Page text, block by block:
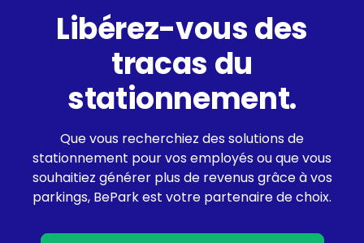
Libérez-vous des
tracas du
stationnement.
Que vous recherchiez des solutions de
stationnement pour vos employés ou que vous
souhaitiez générer plus de revenus grâce à vos
parkings, BePark est votre partenaire de choix.